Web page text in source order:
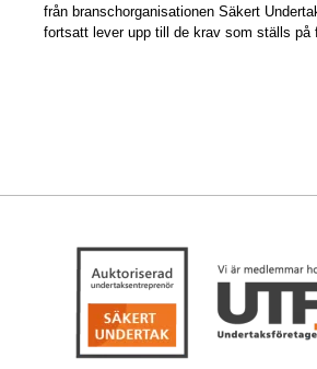
från branschorganisationen Säkert
fortsatt lever upp till de krav som ställs på